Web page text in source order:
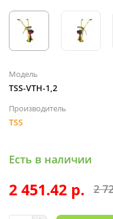
Модель
TSS-VTH-1,2
Производитель
TSS
Есть в наличии
2 451.42 р. 2